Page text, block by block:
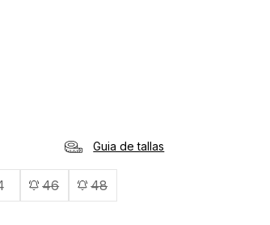
46 48
Guia de tallas